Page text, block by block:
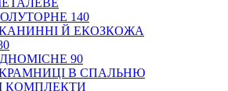
140
Й ЕКОЗКОЖА
90
В СПАЛЬНЮ
КОМПЛЕКТИ